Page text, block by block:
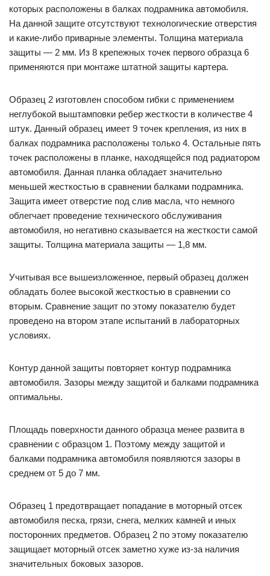
которых расположены в балках подрамника автомобиля.
На данной защите отсутствуют технологические отверстия
и какие-либо приварные элементы. Толщина материала
защиты — 2 мм. Из 8 крепежных точек первого образца 6
применяются при монтаже штатной защиты картера.
Образец 2 изготовлен способом гибки с применением
неглубокой выштамповки ребер жесткости в количестве 4
штук. Данный образец имеет 9 точек крепления, из них в
балках подрамника расположены только 4. Остальные пять
точек расположены в планке, находящейся под радиатором
автомобиля. Данная планка обладает значительно
меньшей жесткостью в сравнении балками подрамника.
Защита имеет отверстие под слив масла, что немного
облегчает проведение технического обслуживания
автомобиля, но негативно сказывается на жесткости самой
защиты. Толщина материала защиты — 1,8 мм.
Учитывая все вышеизложенное, первый образец должен
обладать более высокой жесткостью в сравнении со
вторым. Сравнение защит по этому показателю будет
проведено на втором этапе испытаний в лабораторных
условиях.
Контур данной защиты повторяет контур подрамника
автомобиля. Зазоры между защитой и балками подрамника
оптимальны.
Площадь поверхности данного образца менее развита в
сравнении с образцом 1. Поэтому между защитой и
балками подрамника автомобиля появляются зазоры в
среднем от 5 до 7 мм.
Образец 1 предотвращает попадание в моторный отсек
автомобиля песка, грязи, снега, мелких камней и иных
посторонних предметов. Образец 2 по этому показателю
защищает моторный отсек заметно хуже из-за наличия
значительных боковых зазоров.